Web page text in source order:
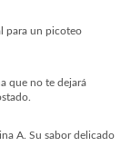
para un picoteo
que no te dejará
A. Su sabor delicado